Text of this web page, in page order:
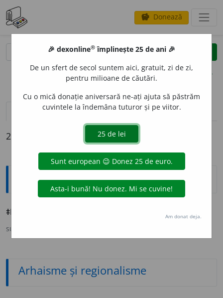
savings Donează
clear
opțiuni
definiții (2) declinări pronunțievolume_up(50)
2 definiții pentru
Explicative DEX
‡FAPT
sursa:
Arhaisme și regionalisme
🎉 dexonline® împlinește 25 de ani 🎉
De un sfert de secol suntem aici, gratuit, zi de zi,
pentru milioane de căutări.
Cu o mică donație aniversară ne-ați ajuta să păstrăm
cuvintele la îndemâna tuturor și pe viitor.
Am donat deja.